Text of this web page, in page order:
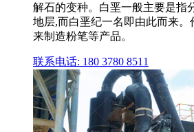
解石的变种。白垩一般主要是指
地层,而白垩纪一名即由此而来。
来制造粉笔等产品。
联系电话: 180 3780 8511